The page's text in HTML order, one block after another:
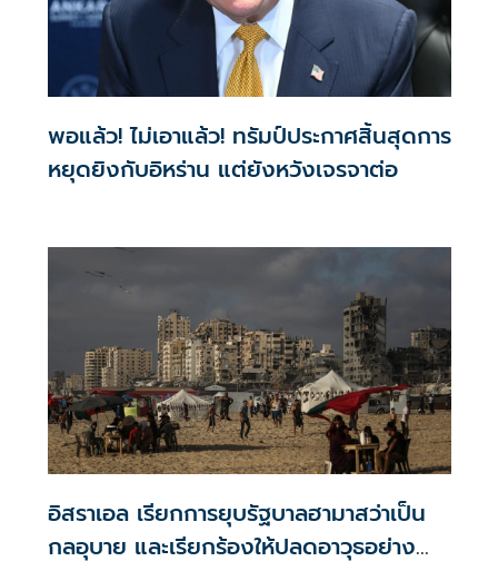
พอแล้ว! ไม่เอาแล้ว! ทรัมป์ประกาศสิ้นสุดการ
หยุดยิงกับอิหร่าน แต่ยังหวังเจรจาต่อ
อิสราเอล เรียกการยุบรัฐบาลฮามาสว่าเป็น
กลอุบาย และเรียกร้องให้ปลดอาวุธอย่าง